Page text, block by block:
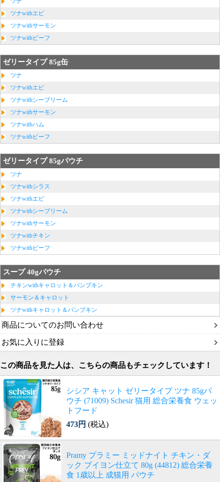
ツナwithエビ
ツナwithサーモン
ツナwithビーフ
ゼリータイプ 85g缶
ツナ
ツナwithエビ
ツナwithシーブリーム
ツナwithサーモン
ツナwithハム
ツナwithビーフ
ゼリータイプ 85gパウチ
ツナ
ツナwithシラス
ツナwithエビ
ツナwithシーブリーム
ツナwithサーモン
ツナwithチキン
ツナwithビーフ
スープ 40gパウチ
チキンwithキャロット＆パンプキン
サーモン＆キャロット
ツナwithキャロット＆パンプキン
商品についてのお問い合わせ
お気に入りに登録
この商品を見た人は、こちらの商品もチェックしています！
シシア キャット ゼリータイプ ツナ 85gパ
ウチ (71009) Schesir 猫用 総合栄養食 ウェッ
トフード
473円 (税込)
Pramy プラミー ミッドナイト チキン・ダ
ック ブイヨン仕立て 80g (44812) 総合栄養
食 1歳以上 成猫用 パウチ